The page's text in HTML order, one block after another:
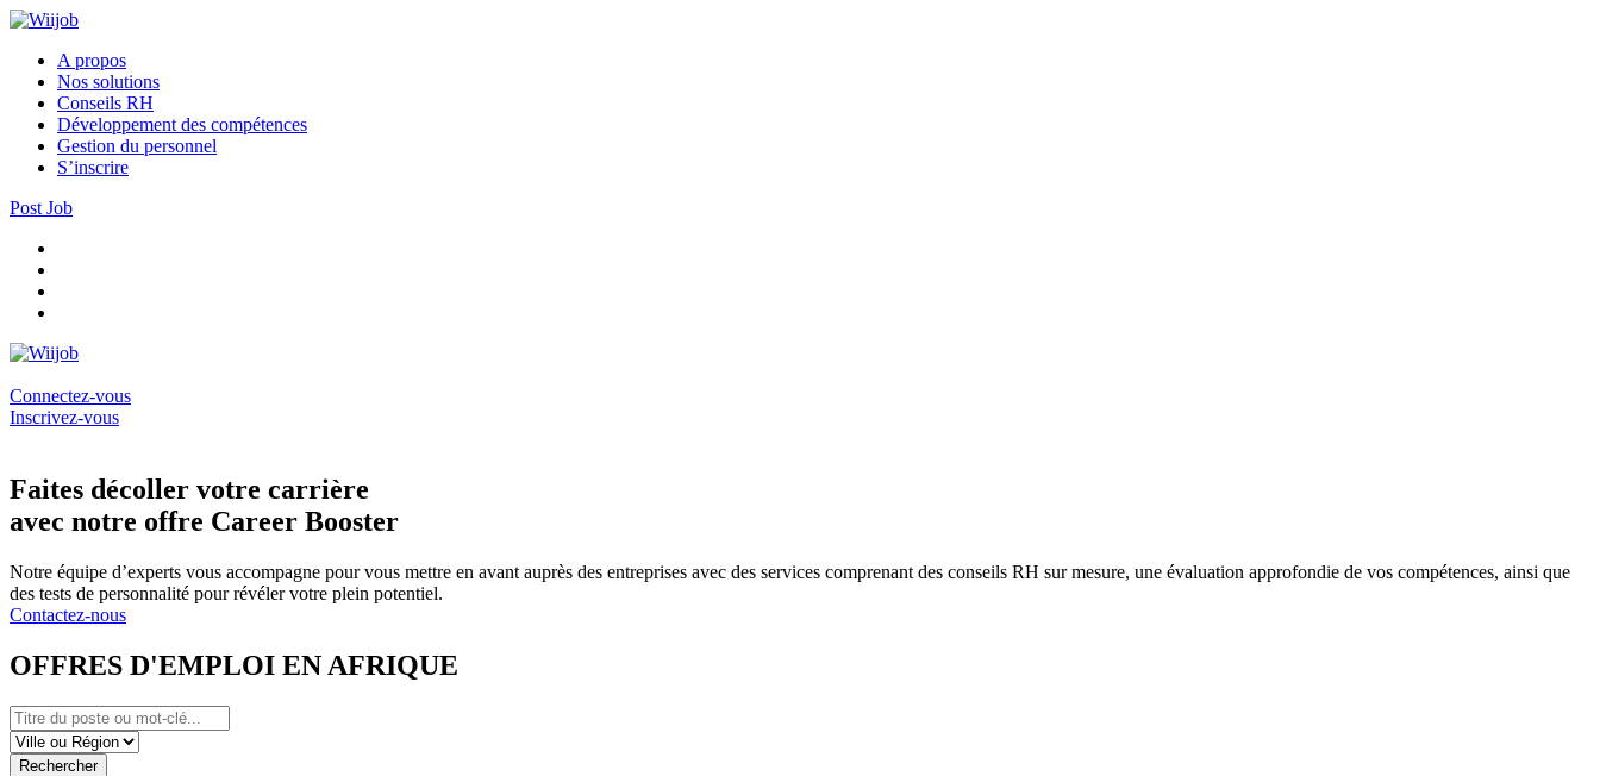
A propos
Nos solutions
Conseils RH
Développement des compétences
Gestion du personnel
S’inscrire
Post Job
Connectez-vous
Inscrivez-vous
Faites décoller votre carrière
avec notre offre Career Booster
Notre équipe d’experts vous accompagne pour vous mettre en avant auprès des entreprises avec des services comprenant des conseils RH sur mesure, une évaluation approfondie de vos compétences, ainsi que
des tests de personnalité pour révéler votre plein potentiel.
Contactez-nous
OFFRES D'EMPLOI EN AFRIQUE
Rechercher